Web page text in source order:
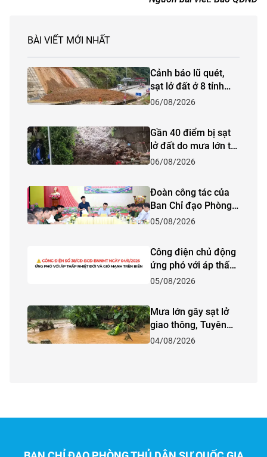
BÀI VIẾT MỚI NHẤT
Cảnh báo lũ quét,
sạt lở đất ở 8 tỉnh
khu vực Bắc Bộ và
06/08/2026
Gần 40 điểm bị sạt
lở đất do mưa lớn tại
Lào Cai
06/08/2026
Đoàn công tác của
Ban Chỉ đạo Phòng
thủ dân sự quốc gia
phòng, chống thiên
tai và tìm kiếm cứu
nạn năm 2026 tại
tỉnh Lào Cai
05/08/2026
Công điện chủ động
ứng phó với áp thấp
nhiệt đới và gió
05/08/2026
Mưa lớn gây sạt lở
giao thông, Tuyên
Quang khẩn trương
04/08/2026